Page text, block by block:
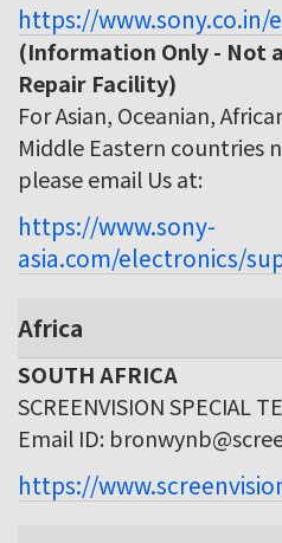
https://
(Information Only - Not a
Repair Facility)
For Asian, Oceanian,
Middle Eastern countries
please email Us at:
https://www.sony-
asia.com/electronics/
Africa
SOUTH AFRICA
SCREENVISION SPECIAL
Email ID:
https://